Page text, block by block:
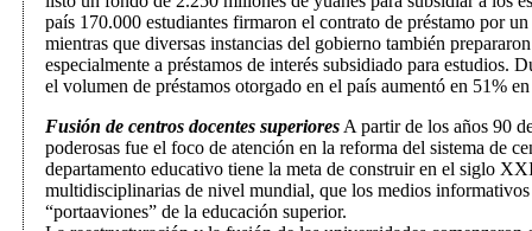
país 170.000 estudiantes firmaron el contrato de préstamo por
mientras que diversas instancias del gobierno también
especialmente a préstamos de interés subsidiado para estudios.
el volumen de préstamos otorgado en el país aumentó en 51%
Fusión de centros docentes superiores A partir de los años 90
poderosas fue el foco de atención en la reforma del sistema de
departamento educativo tiene la meta de construir en el siglo
multidisciplinarias de nivel mundial, que los medios
“portaaviones” de la educación superior.